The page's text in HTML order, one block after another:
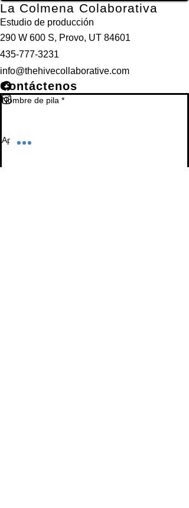
La Colmena Colaborativa
Estudio de producción
290 W 600 S, Provo, UT 84601
435-777-3231
info@thehivecollaborative.com
Contáctenos
Nombre de pila *
Apellido